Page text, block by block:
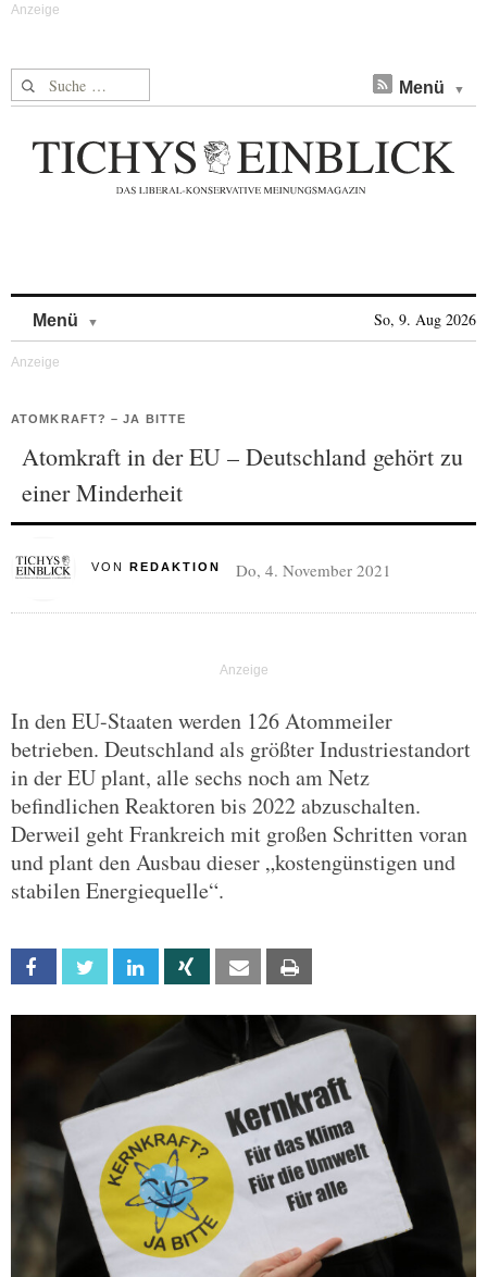
Suche nach: Menü
Menü So, 9. Aug 2026
ATOMKRAFT? – JA BITTE
Atomkraft in der EU – Deutschland gehört zu
einer Minderheit
VON REDAKTION Do, 4. November 2021
In den EU-Staaten werden 126 Atommeiler
betrieben. Deutschland als größter Industriestandort
in der EU plant, alle sechs noch am Netz
befindlichen Reaktoren bis 2022 abzuschalten.
Derweil geht Frankreich mit großen Schritten voran
und plant den Ausbau dieser „kostengünstigen und
stabilen Energiequelle“.
Facebook Twitter Linkedin Xing Email